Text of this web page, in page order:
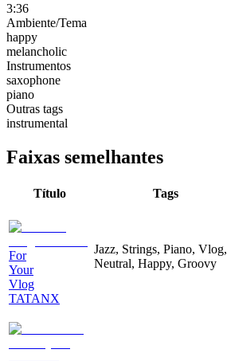
3:36
Ambiente/Tema
happy
melancholic
Instrumentos
saxophone
piano
Outras tags
instrumental
Faixas semelhantes
Título Tags
For
Your
Vlog
TATANX
Jazz, Strings, Piano, Vlog,
Neutral, Happy, Groovy